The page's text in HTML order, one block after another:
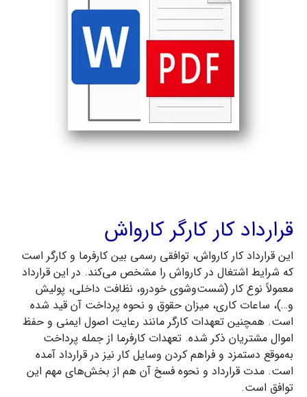
قرارداد کار کارگر کارواش
این قرارداد کار کارواش، توافقی رسمی بین کارفرما و کارگر است
که شرایط اشتغال در کارواش را مشخص می‌کند. در این قرارداد
معمولاً نوع کار (شست‌وشوی خودرو، نظافت داخلی، پولیش
و…)، ساعات کاری، میزان حقوق و نحوه پرداخت آن قید شده
است. همچنین تعهدات کارگر مانند رعایت اصول ایمنی و حفظ
اموال مشتریان ذکر شده. تعهدات کارفرما از جمله پرداخت
به‌موقع دستمزد و فراهم کردن وسایل کار نیز در قرارداد آمده
است. مدت قرارداد و نحوه فسخ آن هم از بخش‌های مهم این
توافق است.